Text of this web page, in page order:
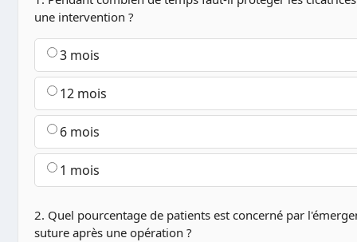
une intervention ?
3 mois
12 mois
6 mois
1 mois
2. Quel pourcentage de patients est concerné par
suture après une opération ?